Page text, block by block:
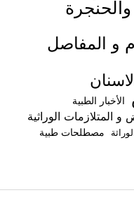
و المفاصل
الأخبار الطبية
و المتلازمات الوراثية
مصطلحات طبية